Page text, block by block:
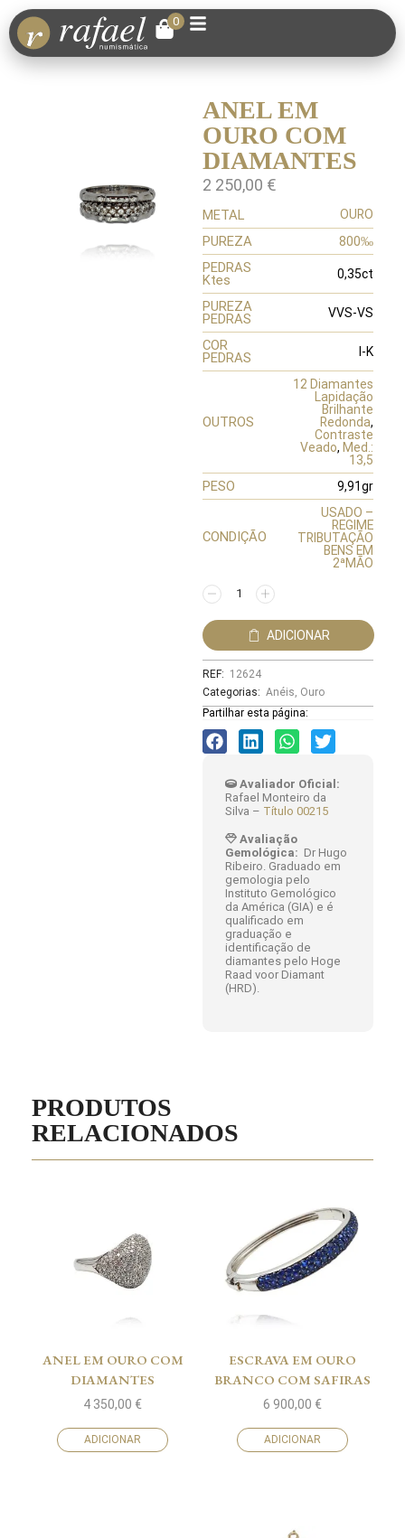
0
ANEL EM
OURO COM
DIAMANTES
2 250,00 €
METAL OURO
PUREZA 800‰
PEDRAS
Ktes 0,35ct
PUREZA
PEDRAS VVS-VS
COR
PEDRAS I-K
OUTROS
12 Diamantes
Lapidação
Brilhante
Redonda,
Contraste
Veado, Med.:
13,5
PESO 9,91gr
CONDIÇÃO
USADO –
REGIME
TRIBUTAÇÃO
BENS EM
2ªMÃO
ADICIONAR
REF: 12624
Categorias: Anéis, Ouro
Partilhar esta página:
Avaliador Oficial:
Rafael Monteiro da
Silva – Título 00215
Avaliação
Gemológica: Dr Hugo
Ribeiro. Graduado em
gemologia pelo
Instituto Gemológico
da América (GIA) e é
qualificado em
graduação e
identificação de
diamantes pelo Hoge
Raad voor Diamant
(HRD).
PRODUTOS
RELACIONADOS
ANEL EM OURO COM
DIAMANTES
4 350,00 €
ADICIONAR
ESCRAVA EM OURO
BRANCO COM SAFIRAS
6 900,00 €
ADICIONAR